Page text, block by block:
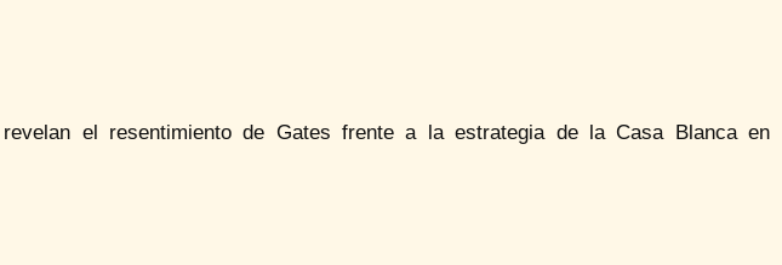
el resentimiento de Gates frente a la estrategia de la Casa Blanca en